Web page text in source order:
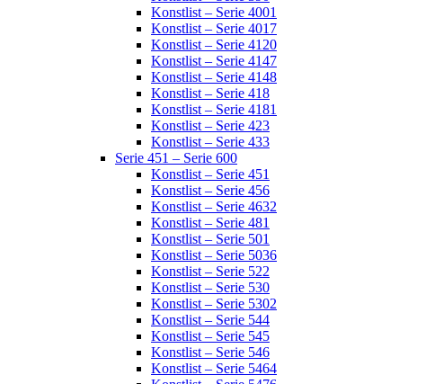
Konstlist – Serie 4001
Konstlist – Serie 4017
Konstlist – Serie 4120
Konstlist – Serie 4147
Konstlist – Serie 4148
Konstlist – Serie 418
Konstlist – Serie 4181
Konstlist – Serie 423
Konstlist – Serie 433
Serie 451 – Serie 600
Konstlist – Serie 451
Konstlist – Serie 456
Konstlist – Serie 4632
Konstlist – Serie 481
Konstlist – Serie 501
Konstlist – Serie 5036
Konstlist – Serie 522
Konstlist – Serie 530
Konstlist – Serie 5302
Konstlist – Serie 544
Konstlist – Serie 545
Konstlist – Serie 546
Konstlist – Serie 5464